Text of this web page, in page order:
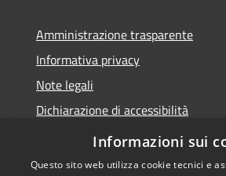
Amministrazione trasparente
Informativa privacy
Note legali
Dichiarazione di accessibilità
WhistleblowingPAInformazioni sui
Questo sito web utilizza cookie tecnici e